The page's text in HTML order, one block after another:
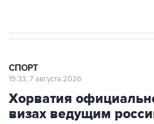
СПОРТ
19:33, 7 августа 2026
Хорватия
визах ведущим